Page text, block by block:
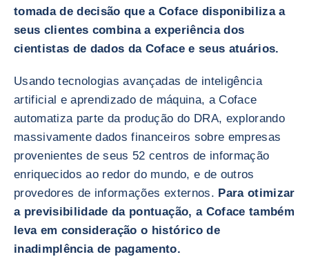
tomada de decisão que a Coface disponibiliza a
seus clientes combina a experiência dos
cientistas de dados da Coface e seus atuários.
Usando tecnologias avançadas de inteligência
artificial e aprendizado de máquina, a Coface
automatiza parte da produção do DRA, explorando
massivamente dados financeiros sobre empresas
provenientes de seus 52 centros de informação
enriquecidos ao redor do mundo, e de outros
provedores de informações externos. Para otimizar
a previsibilidade da pontuação, a Coface também
leva em consideração o histórico de
inadimplência de pagamento.